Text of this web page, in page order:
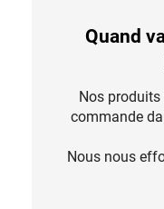
Quand
Nos
commande
Nous nous